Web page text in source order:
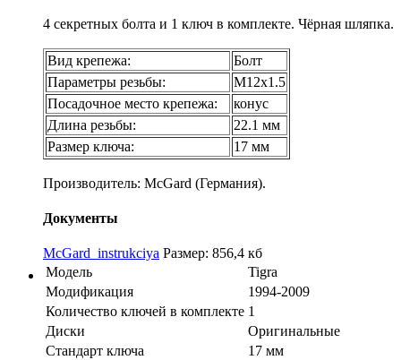
4 секретных болта и 1 ключ в комплекте. Чёрная шляпка.
Вид крепежа:
Болт
Параметры резьбы:
М12х1.5
Посадочное место крепежа:
конус
Длина резьбы:
22.1 мм
Размер ключа:
17 мм
Производитель: McGard (Германия).
Документы
McGard_instrukciya Размер: 856,4 кб
Модель
Tigra
Модификация
1994-2009
Количество ключей в комплекте 1
Диски
Оригинальные
Стандарт ключа
17 мм